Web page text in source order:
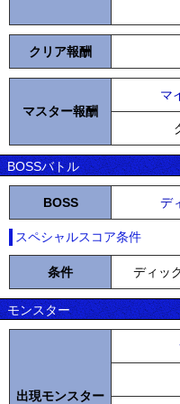
クリア報酬
マスター報酬
マ
BOSSバトル
BOSS デ
スペシャルスコア条件
条件 ディッ
モンスター
出現モンスター